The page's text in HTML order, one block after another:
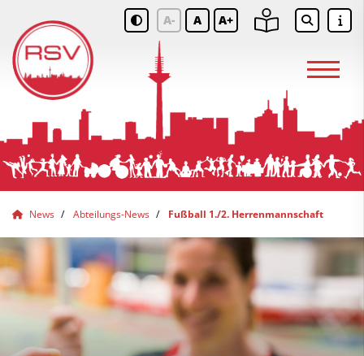
A- A A+
News Abteilungs-News Fußball 1./2. Herrenmannschaft